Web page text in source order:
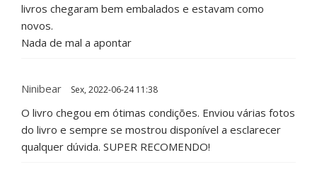
livros chegaram bem embalados e estavam como
novos.
Nada de mal a apontar
Ninibear Sex, 2022-06-24 11:38
O livro chegou em ótimas condições. Enviou várias fotos
do livro e sempre se mostrou disponível a esclarecer
qualquer dúvida. SUPER RECOMENDO!